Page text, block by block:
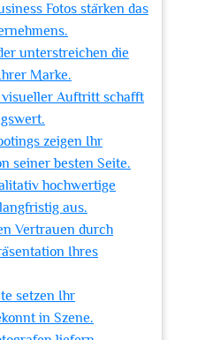
Fotos stärken das
unterstreichen die
Marke.
Auftritt schafft
zeigen Ihr
seiner besten Seite.
hochwertige
aus.
Vertrauen durch
Ihres
setzen Ihr
in Szene.